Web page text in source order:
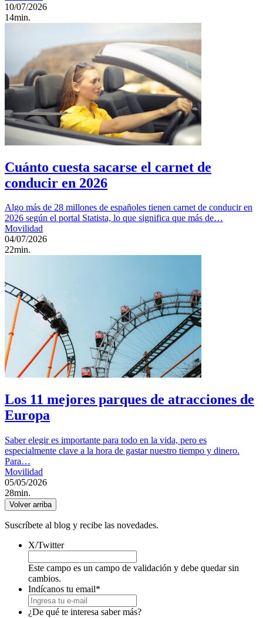
10/07/2026
14min.
Cuánto cuesta sacarse el carnet de
conducir en 2026
Algo más de 28 millones de españoles tienen carnet de conducir en
2026 según el portal Statista, lo que significa que más de…
Movilidad
04/07/2026
22min.
Los 11 mejores parques de atracciones de
Europa
Saber elegir es importante para todo en la vida, pero es
especialmente clave a la hora de gastar nuestro tiempo y dinero.
Para…
Movilidad
05/05/2026
28min.
Volver arriba
Suscríbete al blog y recibe las novedades.
X/Twitter
Este campo es un campo de validación y debe quedar sin
cambios.
Indícanos tu email*
¿De qué te interesa saber más?